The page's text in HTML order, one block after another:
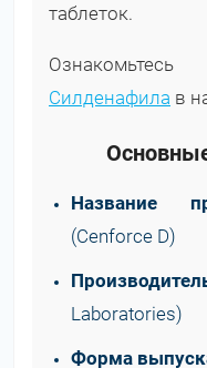
таблеток.
Силденафила в
Название
(Cenforce D)
Laboratories)
Форма